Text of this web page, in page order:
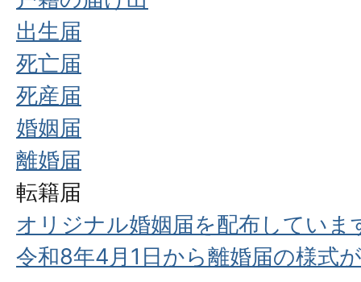
出生届
死亡届
死産届
婚姻届
離婚届
転籍届
オリジナル婚姻届を配布していま
令和8年4月1日から離婚届の様式